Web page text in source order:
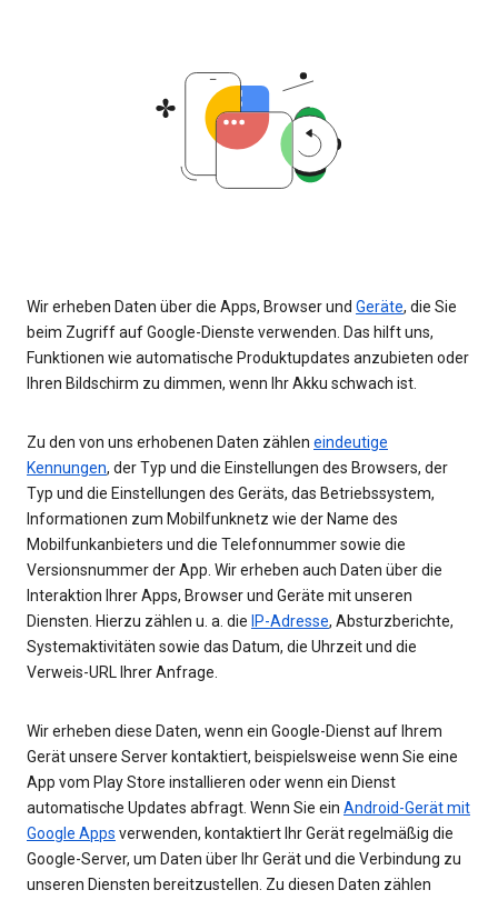
Wir erheben Daten über die Apps, Browser und Geräte, die Sie
beim Zugriff auf Google-Dienste verwenden. Das hilft uns,
Funktionen wie automatische Produktupdates anzubieten oder
Ihren Bildschirm zu dimmen, wenn Ihr Akku schwach ist.
Zu den von uns erhobenen Daten zählen eindeutige
Kennungen, der Typ und die Einstellungen des Browsers, der
Typ und die Einstellungen des Geräts, das Betriebssystem,
Informationen zum Mobilfunknetz wie der Name des
Mobilfunkanbieters und die Telefonnummer sowie die
Versionsnummer der App. Wir erheben auch Daten über die
Interaktion Ihrer Apps, Browser und Geräte mit unseren
Diensten. Hierzu zählen u. a. die IP-Adresse, Absturzberichte,
Systemaktivitäten sowie das Datum, die Uhrzeit und die
Verweis-URL Ihrer Anfrage.
Wir erheben diese Daten, wenn ein Google-Dienst auf Ihrem
Gerät unsere Server kontaktiert, beispielsweise wenn Sie eine
App vom Play Store installieren oder wenn ein Dienst
automatische Updates abfragt. Wenn Sie ein Android-Gerät mit
Google Apps verwenden, kontaktiert Ihr Gerät regelmäßig die
Google-Server, um Daten über Ihr Gerät und die Verbindung zu
unseren Diensten bereitzustellen. Zu diesen Daten zählen